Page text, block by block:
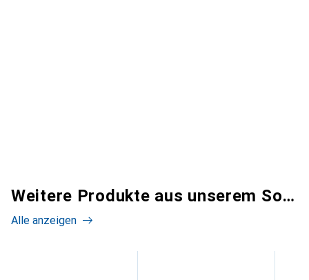
Weitere Produkte aus unserem Sortiment
Alle anzeigen